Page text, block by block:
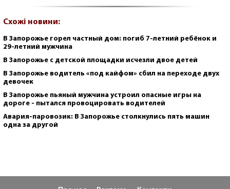
Схожі новини:
В Запорожье горел частный дом: погиб 7-летний ребёнок и
29-летний мужчина
В Запорожье с детской площадки исчезли двое детей
В Запорожье водитель «под кайфом» сбил на переходе двух
девочек
В Запорожье пьяный мужчина устроил опасные игры на
дороге - пытался провоцировать водителей
Авария-паровозик: В Запорожье столкнулись пять машин
одна за другой